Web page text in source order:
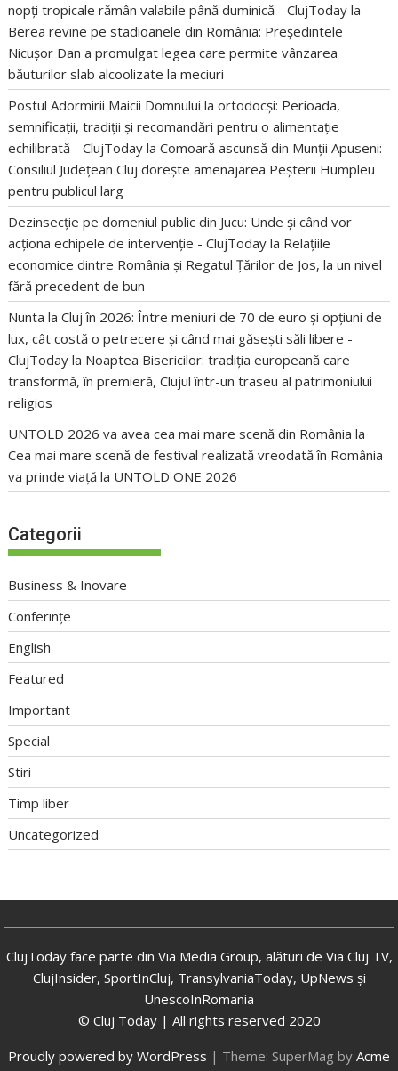
nopți tropicale rămân valabile până duminică - ClujToday la
Berea revine pe stadioanele din România: Președintele
Nicușor Dan a promulgat legea care permite vânzarea
băuturilor slab alcoolizate la meciuri
Postul Adormirii Maicii Domnului la ortodocși: Perioada,
semnificații, tradiții și recomandări pentru o alimentație
echilibrată - ClujToday laComoară ascunsă din Munții Apuseni:
Consiliul Județean Cluj dorește amenajarea Peșterii Humpleu
pentru publicul larg
Dezinsecție pe domeniul public din Jucu: Unde și când vor
acționa echipele de intervenție - ClujToday la Relațiile
economice dintre România și Regatul Țărilor de Jos, la un nivel
fără precedent de bun
Nunta la Cluj în 2026: Între meniuri de 70 de euro și opțiuni de
lux, cât costă o petrecere și când mai găsești săli libere -
ClujToday la Noaptea Bisericilor: tradiția europeană care
transformă, în premieră, Clujul într-un traseu al patrimoniului
religios
UNTOLD 2026 va avea cea mai mare scenă din România la
Cea mai mare scenă de festival realizată vreodată în România
va prinde viață la UNTOLD ONE 2026
Categorii
Business & Inovare
Conferințe
English
Featured
Important
Special
Stiri
Timp liber
Uncategorized
ClujToday face parte din Via Media Group, alături de Via Cluj TV,
ClujInsider, SportInCluj, TransylvaniaToday, UpNews și
UnescoInRomania
© Cluj Today | All rights reserved 2020
Proudly powered by WordPress | Theme: SuperMag by Acme